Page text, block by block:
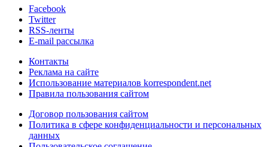
Facebook
Twitter
RSS-ленты
E-mail рассылка
Контакты
Реклама на сайте
Использование материалов korrespondent.net
Правила пользования сайтом
Договор пользования сайтом
Политика в сфере конфиденциальности и персональных
данных